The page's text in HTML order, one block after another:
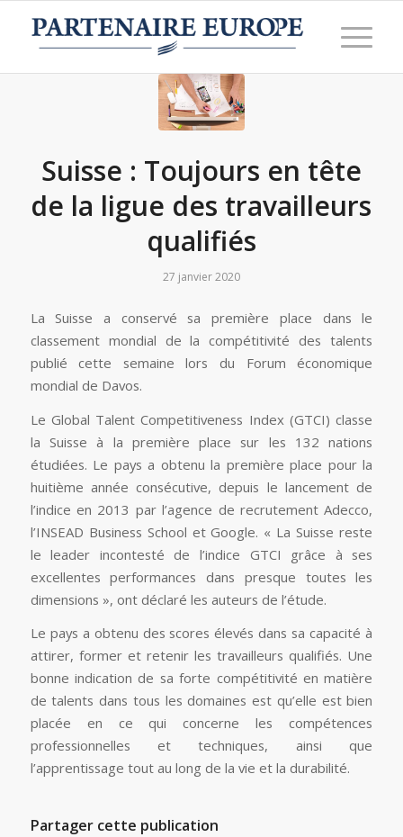
Suisse : Toujours en tête
de la ligue des travailleurs
qualifiés
27 janvier 2020
La Suisse a conservé sa première place dans le
classement mondial de la compétitivité des talents
publié cette semaine lors du Forum économique
mondial de Davos.
Le Global Talent Competitiveness Index (GTCI) classe
la Suisse à la première place sur les 132 nations
étudiées. Le pays a obtenu la première place pour la
huitième année consécutive, depuis le lancement de
l’indice en 2013 par l’agence de recrutement Adecco,
l’INSEAD Business School et Google. « La Suisse reste
le leader incontesté de l’indice GTCI grâce à ses
excellentes performances dans presque toutes les
dimensions », ont déclaré les auteurs de l’étude.
Le pays a obtenu des scores élevés dans sa capacité à
attirer, former et retenir les travailleurs qualifiés. Une
bonne indication de sa forte compétitivité en matière
de talents dans tous les domaines est qu’elle est bien
placée en ce qui concerne les compétences
professionnelles et techniques, ainsi que
l’apprentissage tout au long de la vie et la durabilité.
Partager cette publication